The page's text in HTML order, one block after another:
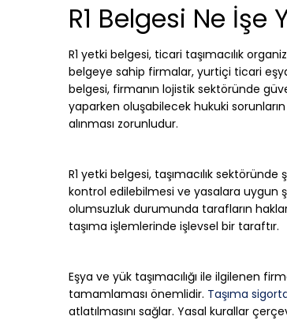
R1 Belgesi Ne İşe
R1 yetki belgesi, ticari taşımacılık
belgeye sahip firmalar, yurtiçi ticari eşya
belgesi, firmanın lojistik sektöründe
yaparken oluşabilecek hukuki
alınması zorunludur.
R1 yetki belgesi, taşımacılık
kontrol edilebilmesi ve yasalara uygun
olumsuzluk durumunda tarafların
taşıma işlemlerinde işlevsel bir taraftır.
Eşya ve yük taşımacılığı ile ilgilenen
tamamlaması önemlidir. Taşıma
atlatılmasını sağlar. Yasal kurallar